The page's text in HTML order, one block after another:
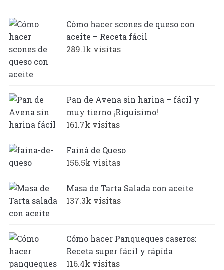
Cómo hacer scones de queso con
aceite – Receta fácil
289.1k visitas
Pan de Avena sin harina – fácil y
muy tierno ¡Riquísimo!
161.7k visitas
Fainá de Queso
156.5k visitas
Masa de Tarta Salada con aceite
137.3k visitas
Cómo hacer Panqueques caseros:
Receta super fácil y rápída
116.4k visitas